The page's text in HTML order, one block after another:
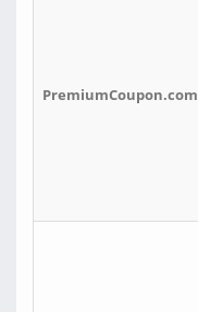
PremiumCoupon.com